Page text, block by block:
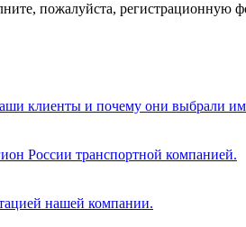
пожалуйста, регистрационную
клиенты и почему они выбрали
России транспортной компанией.
нашей компании.